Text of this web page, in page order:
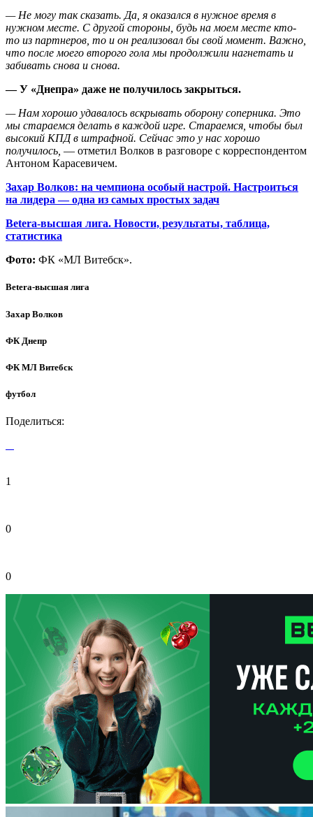
— Не могу так сказать. Да, я оказался в нужное время в
нужном месте. С другой стороны, будь на моем месте кто-
то из партнеров, то и он реализовал бы свой момент. Важно,
что после моего второго гола мы продолжили нагнетать и
забивать снова и снова.
— У «Днепра» даже не получилось закрыться.
— Нам хорошо удавалось вскрывать оборону соперника. Это
мы стараемся делать в каждой игре. Стараемся, чтобы был
высокий КПД в штрафной. Сейчас это у нас хорошо
получилось, — отметил Волков в разговоре с корреспондентом
Антоном Карасевичем.
Захар Волков: на чемпиона особый настрой. Настроиться
на лидера — одна из самых простых задач
Betera-высшая лига. Новости, результаты, таблица,
статистика
Фото: ФК «МЛ Витебск».
Betera-высшая лига
Захар Волков
ФК Днепр
ФК МЛ Витебск
футбол
Поделиться:
1
0
0